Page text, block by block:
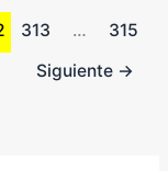
313 …
315
Siguiente →